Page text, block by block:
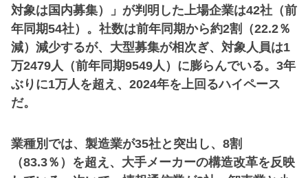
対象は国内募集）」が判明した上場企業は42社（前
年同期54社）。社数は前年同期から約2割（22.2％
減）減少するが、大型募集が相次ぎ、対象人員は1
万2479人（前年同期9549人）に膨らんでいる。3年
ぶりに1万人を超え、2024年を上回るハイペース
だ。
業種別では、製造業が35社と突出し、8割
（83.3％）を超え、大手メーカーの構造改革を反映